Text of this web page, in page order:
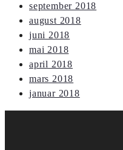
september 2018
august 2018
juni 2018
mai 2018
april 2018
mars 2018
januar 2018